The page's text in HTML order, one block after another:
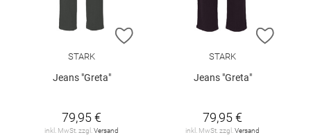
ZUR WUNSCHLISTE HINZUFÜGEN
STARK
Jeans "Greta"
79,95 €
inkl. MwSt. zzgl. Versand
ZUR
STARK
Jeans "Greta"
79,95 €
inkl. MwSt. zzgl. Versand